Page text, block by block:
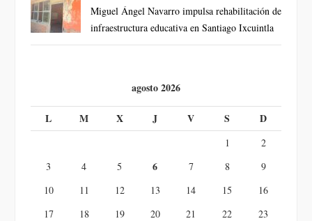
Miguel Ángel Navarro impulsa rehabilitación de
infraestructura educativa en Santiago Ixcuintla
agosto 2026
L M X J V S D
1
2
3
4 5 6 7 8
9
10
11 12 13 14 15
16
17
18 19 20 21 22 23